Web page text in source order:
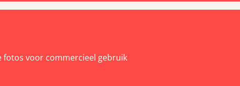
voor commercieel gebruik